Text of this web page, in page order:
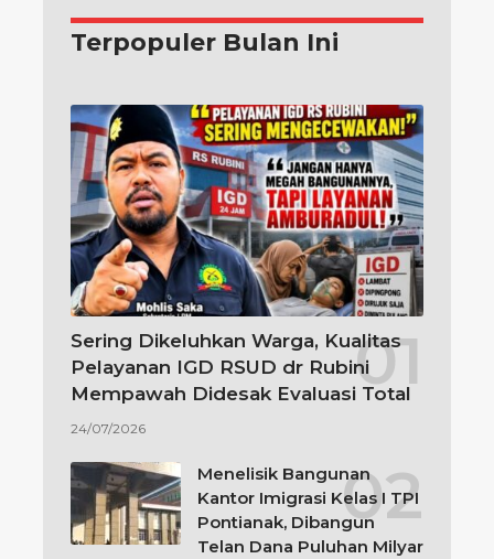
Terpopuler Bulan Ini
Sering Dikeluhkan Warga, Kualitas
Pelayanan IGD RSUD dr Rubini
Mempawah Didesak Evaluasi Total
24/07/2026
Menelisik Bangunan
Kantor Imigrasi Kelas I TPI
Pontianak, Dibangun
Telan Dana Puluhan Milyar